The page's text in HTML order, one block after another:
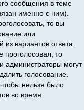
сообщения в теме
именно с ним).
то вы
или
из вариантов ответа.
проголосовал, то
администраторы могут
голосование.
нельзя было
во время